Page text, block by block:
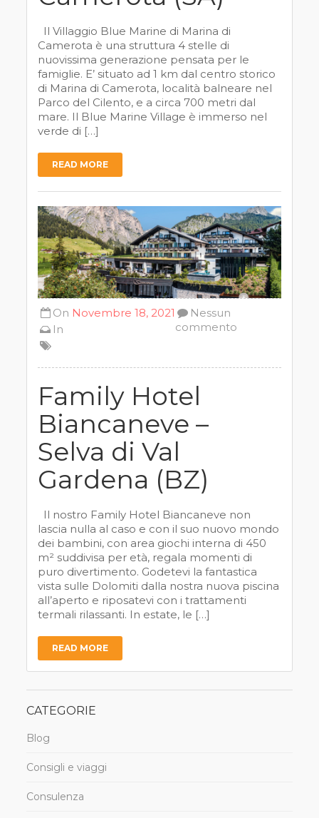
Il Villaggio Blue Marine di Marina di
Camerota è una struttura 4 stelle di
nuovissima generazione pensata per le
famiglie. E’ situato ad 1 km dal centro storico
di Marina di Camerota, località balneare nel
Parco del Cilento, e a circa 700 metri dal
mare. Il Blue Marine Village è immerso nel
verde di […]
READ MORE
On Novembre 18, 2021
In
Nessun
commento
Family Hotel
Biancaneve –
Selva di Val
Gardena (BZ)
Il nostro Family Hotel Biancaneve non
lascia nulla al caso e con il suo nuovo mondo
dei bambini, con area giochi interna di 450
m² suddivisa per età, regala momenti di
puro divertimento. Godetevi la fantastica
vista sulle Dolomiti dalla nostra nuova piscina
all’aperto e riposatevi con i trattamenti
termali rilassanti. In estate, le […]
READ MORE
CATEGORIE
Blog
Consigli e viaggi
Consulenza